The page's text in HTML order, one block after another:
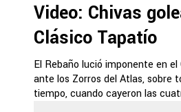
Video: Chivas
Clásico Tapatío
El Rebaño lució imponente en
ante los Zorros del Atlas, sobre
tiempo, cuando cayeron las